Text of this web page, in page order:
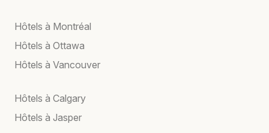
Hôtels à Montréal
Hôtels à Ottawa
Hôtels à Vancouver
Hôtels à Calgary
Hôtels à Jasper